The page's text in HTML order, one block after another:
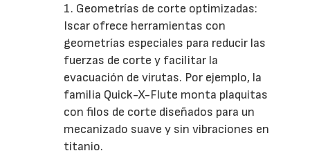
1. Geometrías de corte optimizadas:
Iscar ofrece herramientas con
geometrías especiales para reducir las
fuerzas de corte y facilitar la
evacuación de virutas. Por ejemplo, la
familia Quick-X-Flute monta plaquitas
con filos de corte diseñados para un
mecanizado suave y sin vibraciones en
titanio.